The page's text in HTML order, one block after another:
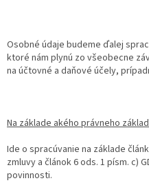
Osobné údaje budeme ďalej
ktoré nám plynú zo všeobecne
na účtovné a daňové účely,
Na základe akého právneho
Ide o spracúvanie na základe
zmluvy a článok 6 ods. 1 písm. c)
povinnosti.